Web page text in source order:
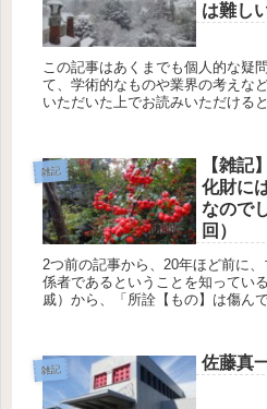
は難し
この記事はあくまでも個人的な疑
て、学術的なものや業界の考えな
いただいた上でお読みいただける
雑記
【雑記
化財に
なので
回）
2つ前の記事から、20年ほど前に
係者であるということを知ってい
戚）から、「所詮【もの】は傷ん
雑記 佐藤真